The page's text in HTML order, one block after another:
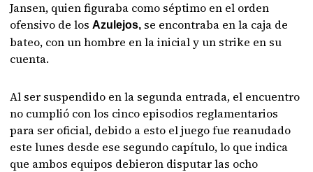
Jansen, quien figuraba como séptimo en el orden
ofensivo de losAzulejos, se encontraba en la caja de
bateo, con un hombre en la inicial y un strike en su
cuenta.
Al ser suspendido en la segunda entrada, el encuentro
no cumplió con los cinco episodios reglamentarios
para ser oficial, debido a esto el juego fue reanudado
este lunes desde ese segundo capítulo, lo que indica
que ambos equipos debieron disputar las ocho